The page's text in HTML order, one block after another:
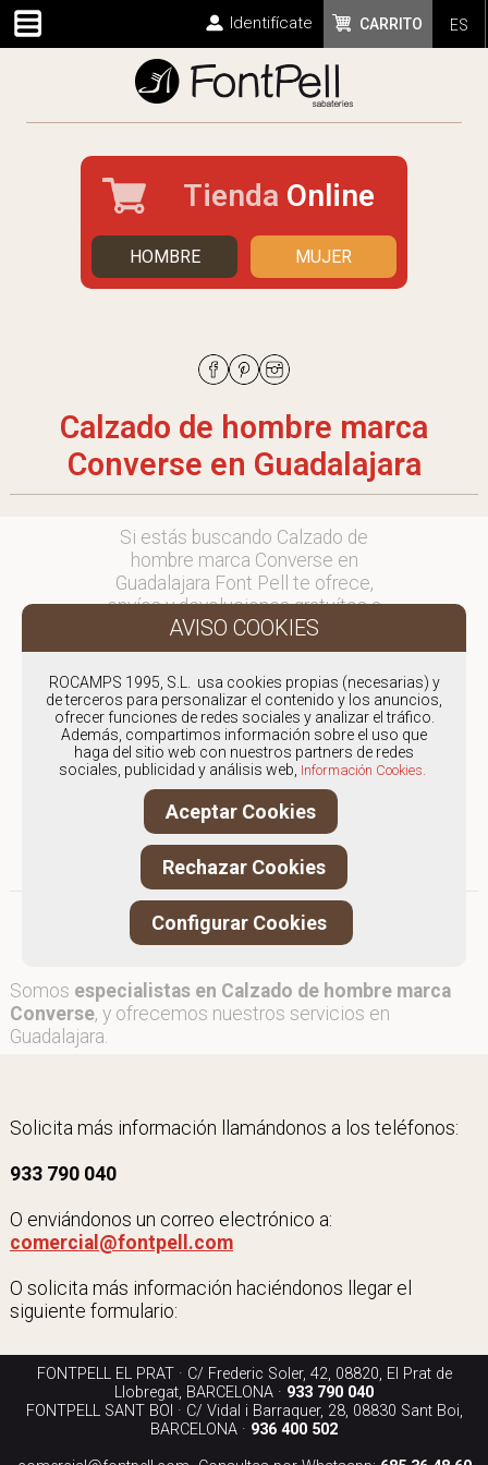
ES
CARRITO
Identifícate
Tienda Online
HOMBRE MUJER
Calzado de hombre marca
Converse en Guadalajara
Si estás buscando Calzado de
hombre marca Converse en
Guadalajara Font Pell te ofrece,
envíos y devoluciones gratuítos a
Península y Baleares, para otros
destinos consultar
en comercial@fontpell.com.
Los envíos a Guadalajara
gestionados entre semana se
entregarán en menos de 48 horas;
los pedidos realizados en fin de
semana, el producto se enviará a
partir del lunes.
Somos especialistas en Calzado de hombre marca
Converse, y ofrecemos nuestros servicios en
Guadalajara.
Solicita más información llamándonos a los teléfonos:
933 790 040
O enviándonos un correo electrónico a:
comercial@fontpell.com
O solicita más información haciéndonos llegar el
siguiente formulario:
FONTPELL EL PRAT · C/ Frederic Soler, 42, 08820, El Prat de
Llobregat, BARCELONA · 933 790 040
FONTPELL SANT BOI · C/ Vidal i Barraquer, 28, 08830 Sant Boi,
BARCELONA · 936 400 502
ROCAMPS 1995, S.L. usa cookies propias (necesarias) y
de terceros para personalizar el contenido y los anuncios,
ofrecer funciones de redes sociales y analizar el tráfico.
Además, compartimos información sobre el uso que
haga del sitio web con nuestros partners de redes
sociales, publicidad y análisis web, Información Cookies.
Aceptar Cookies
Rechazar Cookies
Configurar Cookies